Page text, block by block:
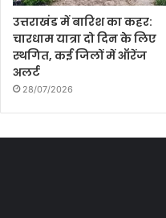
उत्तराखंड में बारिश का कहर:
चारधाम यात्रा दो दिन के लिए
स्थगित, कई जिलों में ऑरेंज
अलर्ट
28/07/2026